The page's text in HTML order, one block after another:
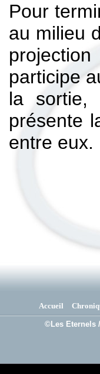
Pour
au milieu
participe
la sortie,
présente
entre eux.
Accueil
©Les Eternels